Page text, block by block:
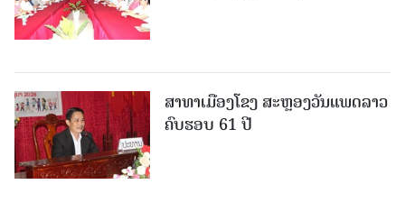
ສາທາເມືອງໂຂງ ສະຫຼອງວັນແພດລາວ
ຄົບຮອບ 61 ປີ